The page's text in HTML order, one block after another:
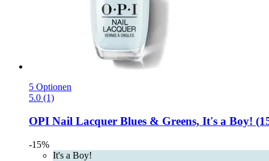
5 Optionen
5.0 (1)
OPI Nail Lacquer Blues & Greens, It's a Boy!
-15%
It's a Boy!